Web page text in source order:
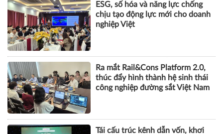
ESG, số hóa và năng lực chống
chịu tạo động lực mới cho doanh
nghiệp Việt
Ra mắt Rail&Cons Platform 2.0,
thúc đẩy hình thành hệ sinh thái
công nghiệp đường sắt Việt Nam
Tái cấu trúc kênh dẫn vốn, khơi